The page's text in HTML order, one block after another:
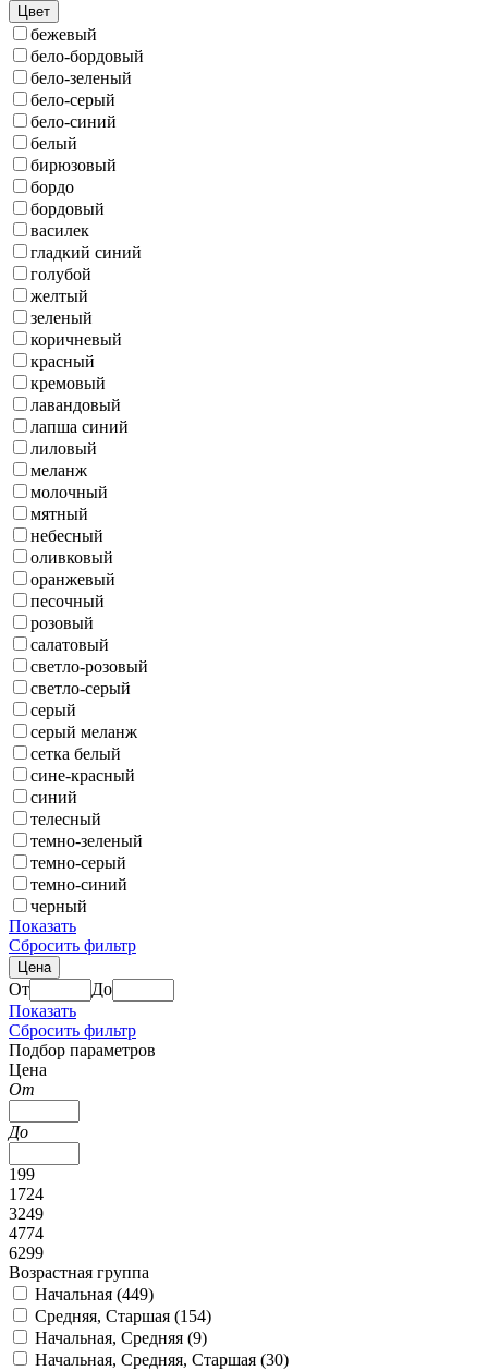
Цвет
бежевый
бело-бордовый
бело-зеленый
бело-серый
бело-синий
белый
бирюзовый
бордо
бордовый
василек
гладкий синий
голубой
желтый
зеленый
коричневый
красный
кремовый
лавандовый
лапша синий
лиловый
меланж
молочный
мятный
небесный
оливковый
оранжевый
песочный
розовый
салатовый
светло-розовый
светло-серый
серый
серый меланж
сетка белый
сине-красный
синий
телесный
темно-зеленый
темно-серый
темно-синий
черный
Показать
Сбросить фильтр
Цена
От
До
Показать
Сбросить фильтр
Подбор параметров
Цена
От
До
199
1724
3249
4774
6299
Возрастная группа
Начальная (449)
Средняя, Старшая (154)
Начальная, Средняя (9)
Начальная, Средняя, Старшая (30)